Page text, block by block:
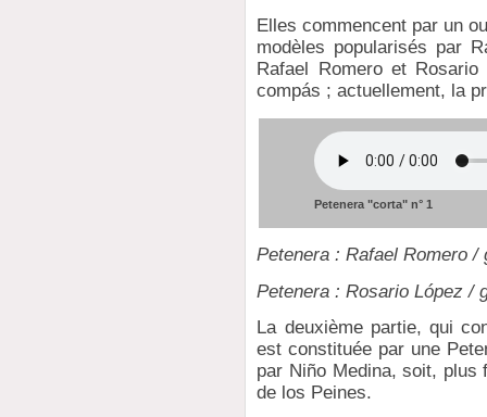
Elles commencent par un
modèles popularisés par
Rafael Romero et
compás ; actuellement, la
Petenera "corta" n° 1
Petenera : Rafael Romero
Petenera : Rosario López /
La deuxième partie, qui
est constituée par une
par Niño Medina, soit, plus
de los Peines.